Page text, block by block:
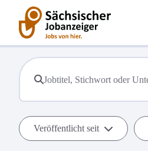
Veröffentlicht seit